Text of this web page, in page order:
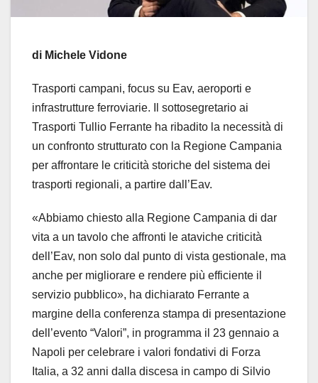
di Michele Vidone
Trasporti campani, focus su Eav, aeroporti e
infrastrutture ferroviarie. Il sottosegretario ai
Trasporti Tullio Ferrante ha ribadito la necessità di
un confronto strutturato con la Regione Campania
per affrontare le criticità storiche del sistema dei
trasporti regionali, a partire dall’Eav.
«Abbiamo chiesto alla Regione Campania di dar
vita a un tavolo che affronti le ataviche criticità
dell’Eav, non solo dal punto di vista gestionale, ma
anche per migliorare e rendere più efficiente il
servizio pubblico», ha dichiarato Ferrante a
margine della conferenza stampa di presentazione
dell’evento “Valori”, in programma il 23 gennaio a
Napoli per celebrare i valori fondativi di Forza
Italia, a 32 anni dalla discesa in campo di Silvio